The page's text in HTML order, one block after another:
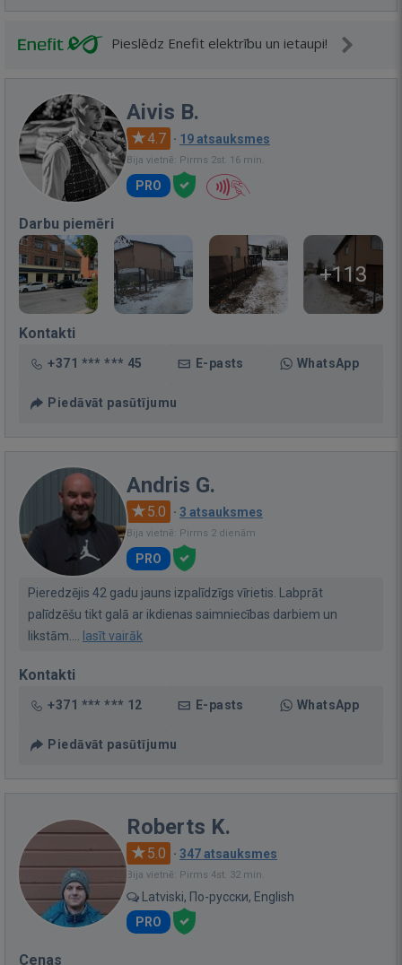
Pieslēdz Enefit elektrību un ietaupi!
Aivis B.
4.7 · 19 atsauksmes
Bija vietnē: Pirms 2st. 16 min.
PRO
Darbu piemēri
+113
Kontakti
+371 *** *** 45 E-pasts WhatsApp
Piedāvāt pasūtījumu
Andris G.
5.0 · 3 atsauksmes
Bija vietnē: Pirms 2 dienām
PRO
Pieredzējis 42 gadu jauns izpalīdzīgs vīrietis. Labprāt
palīdzēšu tikt galā ar ikdienas saimniecības darbiem un
likstām.... lasīt vairāk
Kontakti
+371 *** *** 12 E-pasts WhatsApp
Piedāvāt pasūtījumu
Roberts K.
5.0 · 347 atsauksmes
Bija vietnē: Pirms 4st. 32 min.
Latviski, По-русски, English
PRO
Cenas